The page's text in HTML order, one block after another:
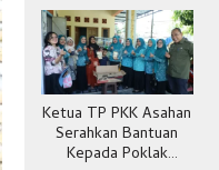
Ketua TP PKK Asahan
Serahkan Bantuan
Kepada Poklak